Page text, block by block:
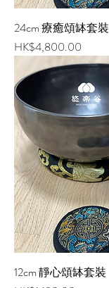
24cm 療癒頌缽套裝
價格
HK$4,800.00
12cm 靜心頌缽套裝